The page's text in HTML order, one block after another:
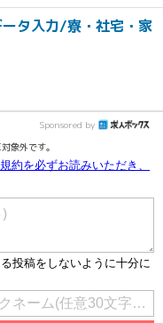
タ入力/寮・社宅・家
Sponsored by
象外です。